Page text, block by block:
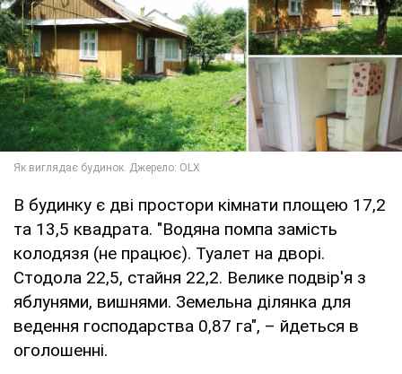
В будинку є дві простори кімнати площею 17,2
та 13,5 квадрата. "Водяна помпа замість
колодязя (не працює). Туалет на дворі.
Стодола 22,5, стайня 22,2. Велике подвір'я з
яблунями, вишнями. Земельна ділянка для
ведення господарства 0,87 га", – йдеться в
оголошенні.